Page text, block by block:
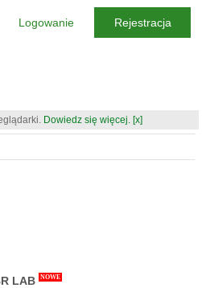
Dowiedz się więcej. [x]
LAB NOWE
Logowanie Rejestracja